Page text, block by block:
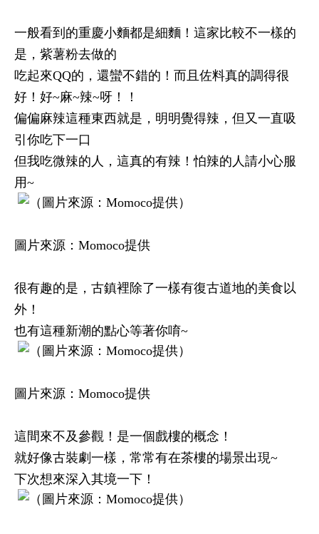
一般看到的重慶小麵都是細麵！這家比較不一樣的
是，紫薯粉去做的
吃起來QQ的，還蠻不錯的！而且佐料真的調得很
好！好~麻~辣~呀！！
偏偏麻辣這種東西就是，明明覺得辣，但又一直吸
引你吃下一口
但我吃微辣的人，這真的有辣！怕辣的人請小心服
用~
圖片來源：Momoco提供
很有趣的是，古鎮裡除了一樣有復古道地的美食以
外！
也有這種新潮的點心等著你唷~
圖片來源：Momoco提供
這間來不及參觀！是一個戲樓的概念！
就好像古裝劇一樣，常常有在茶樓的場景出現~
下次想來深入其境一下！